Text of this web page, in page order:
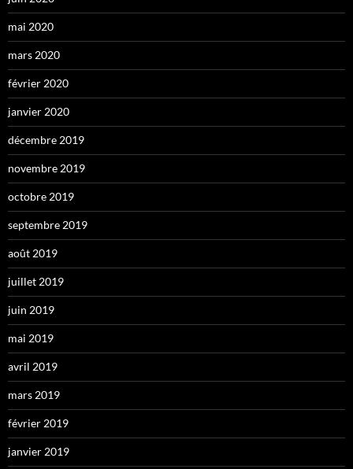
mai 2020
mars 2020
février 2020
janvier 2020
décembre 2019
novembre 2019
octobre 2019
septembre 2019
août 2019
juillet 2019
juin 2019
mai 2019
avril 2019
mars 2019
février 2019
janvier 2019